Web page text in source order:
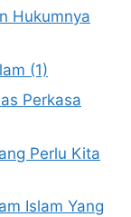
Hukumnya
(1)
Perkasa
Perlu Kita
Islam Yang